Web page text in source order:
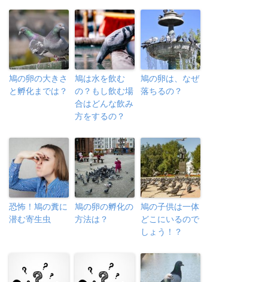
鳩の卵の大きさ
と孵化までは？
鳩は水を飲む
の？もし飲む場
合はどんな飲み
方をするの？
鳩の卵は、なぜ
落ちるの？
恐怖！鳩の糞に
潜む寄生虫
鳩の卵の孵化の
方法は？
鳩の子供は一体
どこにいるので
しょう！？